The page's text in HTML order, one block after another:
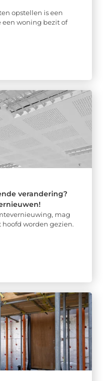
opstellen is een
een woning bezit of
verandering?
mag
worden gezien.